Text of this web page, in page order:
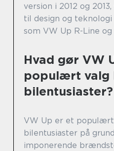
version i 2012 og
til design og
som VW Up R-Line og
Hvad gør VW
populært valg
bilentusiaster?
VW Up er et
bilentusiaster på
imponerende